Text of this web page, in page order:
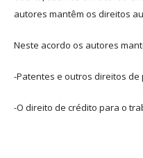
autores mantêm os direitos
Neste acordo os autores
-Patentes e outros direitos
-O direito de crédito para o